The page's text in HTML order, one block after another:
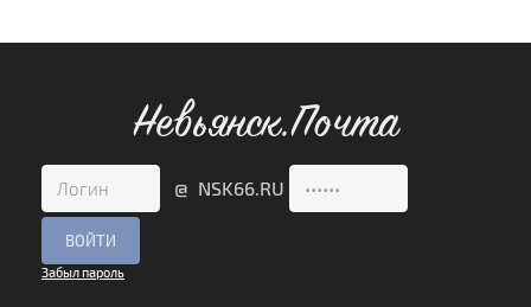
Невьянск.Почта
@ NSK66.RU
Забыл пароль